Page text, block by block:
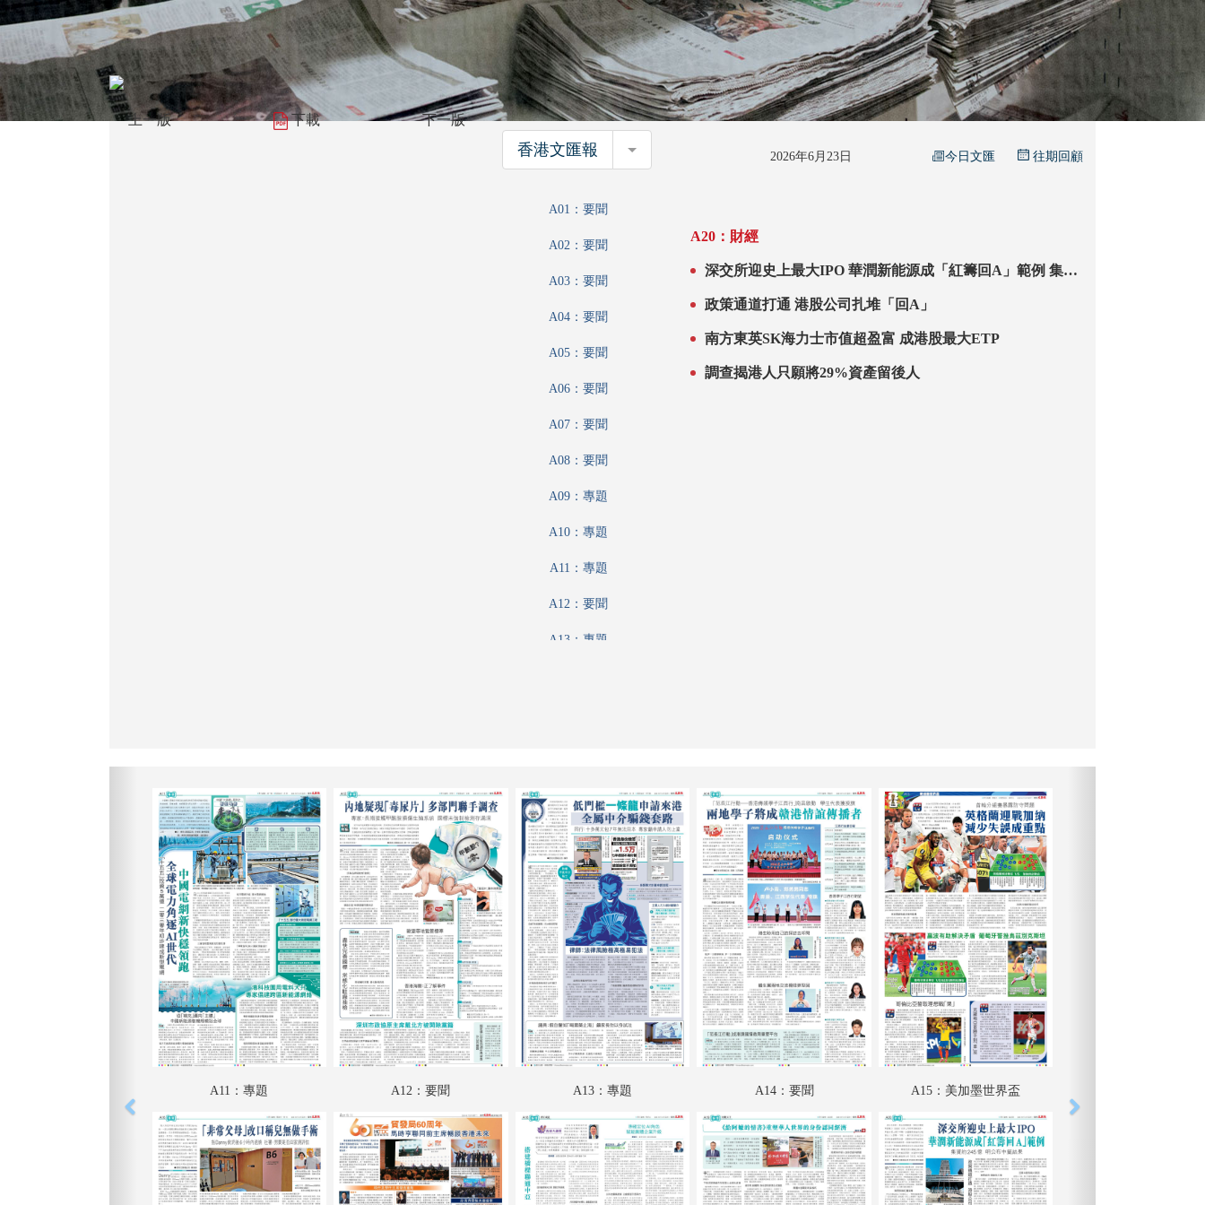
上一版 下載 下一版
香港文匯報 香港文匯報 2026年6月23日 今日文匯 往期回顧
A01：要聞
A02：要聞
A03：要聞
A04：要聞
A05：要聞
A06：要聞
A07：要聞
A08：要聞
A09：專題
A10：專題
A11：專題
A12：要聞
A13：專題
A18：香江載道
A19：財觀天下
A20：財經
A21：特刊
A22：國際專題
A23：國際
A24：國際
B01：美加墨世界盃
B03：讀書人
B04：文匯園
A20：財經
深交所迎史上最大IPO 華潤新能源成「紅籌回A」範例 集資
政策通道打通 港股公司扎堆「回A」
南方東英SK海力士市值超盈富 成港股最大ETP
調查揭港人只願將29%資產留後人
A11：專題 A12：要聞 A13：專題 A14：要聞 A15：美加墨世界盃